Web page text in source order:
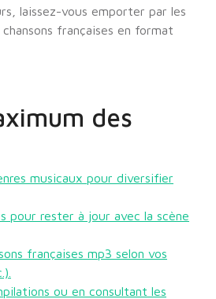
laissez-vous emporter par les
françaises en format
des
musicaux pour diversifier
pour rester à jour avec la scène
françaises mp3 selon vos
ou en consultant les